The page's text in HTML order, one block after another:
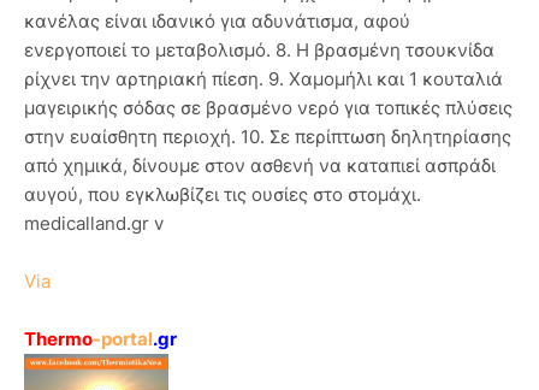
κανέλας είναι ιδανικό για αδυνάτισμα, αφού
ενεργοποιεί το μεταβολισμό. 8. Η βρασμένη τσουκνίδα
ρίχνει την αρτηριακή πίεση. 9. Χαμομήλι και 1 κουταλιά
μαγειρικής σόδας σε βρασμένο νερό για τοπικές πλύσεις
στην ευαίσθητη περιοχή. 10. Σε περίπτωση δηλητηρίασης
από χημικά, δίνουμε στον ασθενή να καταπιεί ασπράδι
αυγού, που εγκλωβίζει τις ουσίες στο στομάχι.
medicalland.gr v
Via
Thermo-portal.gr